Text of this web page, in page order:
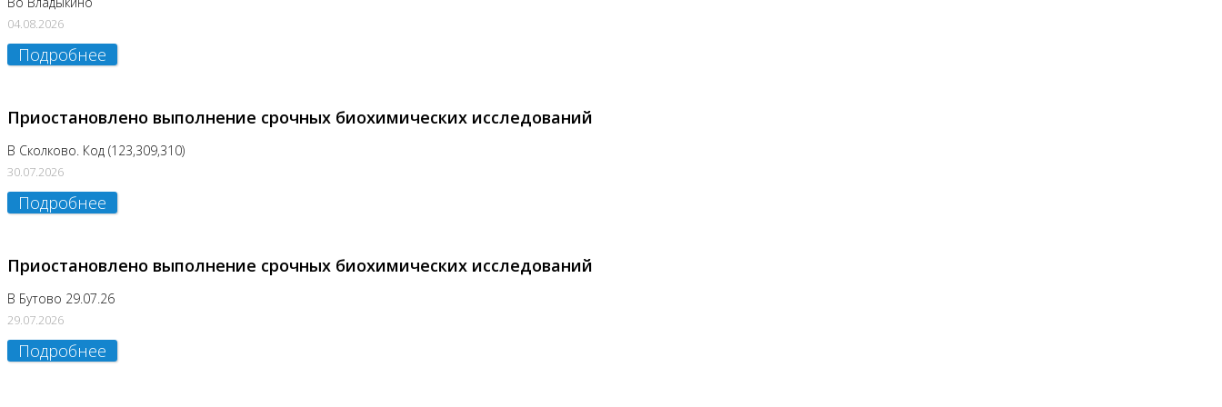
04.08.2026
Подробнее
Приостановлено выполнение срочных биохимических исследований
В Сколково. Код (123,309,310)
30.07.2026
Подробнее
Приостановлено выполнение срочных биохимических исследований
В Бутово 29.07.26
29.07.2026
Подробнее